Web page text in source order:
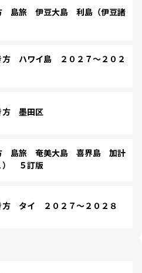
島旅 伊豆大島 利島（伊豆諸
ハワイ島 ２０２７～２０２
方 墨田区
島旅 奄美大島 喜界島 加計
） ５訂版
方 タイ ２０２７～２０２８